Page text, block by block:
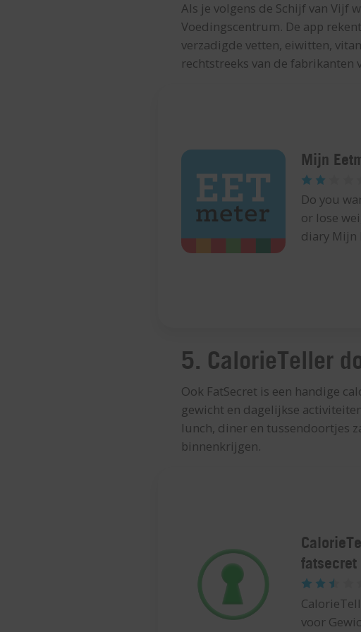
Als je volgens de Schijf van Vijf
Voedingscentrum. De app
verzadigde vetten, eiwitten,
rechtstreeks van de fabrikanten
Mijn
Do you
or lose
diary Mijn
5. CalorieTeller
Ook FatSecret is een handige
gewicht en dagelijkse
lunch, diner en tussendoortjes
binnenkrijgen.
fatsecret
voor